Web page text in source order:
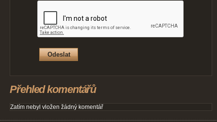
Přehled komentářů
Zatím nebyl vložen žádný komentář